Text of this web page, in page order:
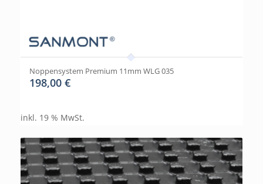
Noppensystem Premium 11mm WLG 035
198,00 €
inkl. 19 % MwSt.